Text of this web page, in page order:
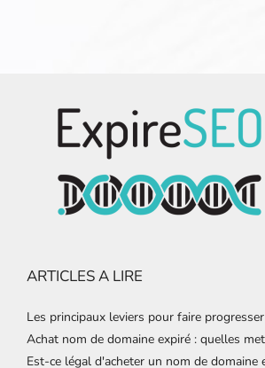
ARTICLES A LIRE
Les principaux leviers pour faire
Achat nom de domaine expiré : quelles
Est-ce légal d'acheter un nom de domaine